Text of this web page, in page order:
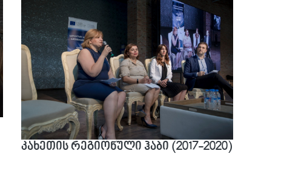
კახეთის რეგიონული ჰაბი (2017-2020)